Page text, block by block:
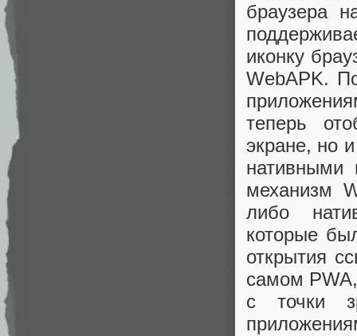
браузера
иконку
WebAPK.
теперь
экране, но
нативными
механизм
либо
которые
открытия
самом
с точки